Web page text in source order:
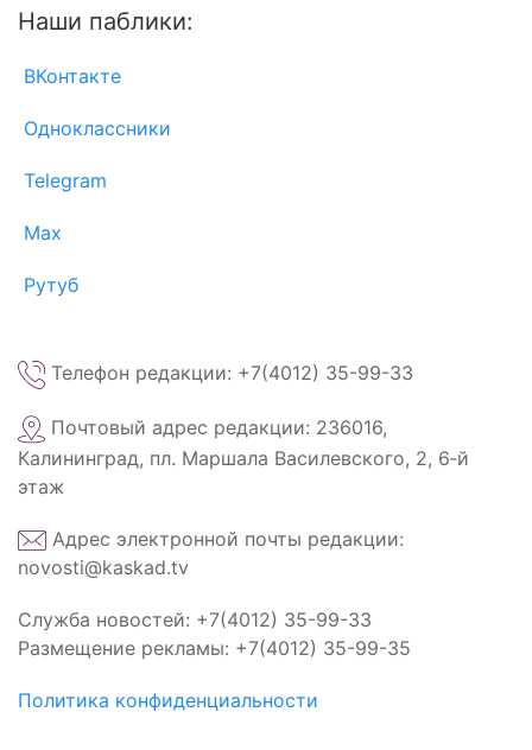
Наши паблики:
ВКонтакте
Одноклассники
Telegram
Max
Рутуб
Телефон редакции: +7(4012) 35-99-33
Почтовый адрес редакции: 236016,
Калининград, пл. Маршала Василевского, 2, 6‑й
этаж
Адрес электронной почты редакции:
novosti@kaskad.tv
Служба новостей: +7(4012) 35-99-33
Размещение рекламы: +7(4012) 35-99-35
Политика конфиденциальности